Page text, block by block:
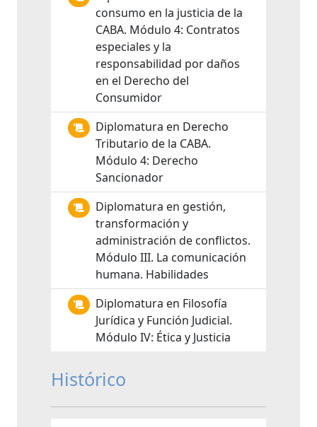
consumo en la justicia de la
CABA. Módulo 4: Contratos
especiales y la
responsabilidad por daños
en el Derecho del
Consumidor
Diplomatura en Derecho
Tributario de la CABA.
Módulo 4: Derecho
Sancionador
Diplomatura en gestión,
transformación y
administración de conflictos.
Módulo III. La comunicación
humana. Habilidades
Diplomatura en Filosofía
Jurídica y Función Judicial.
Módulo IV: Ética y Justicia
Histórico